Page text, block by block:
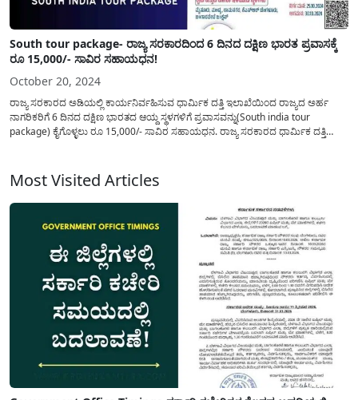
South tour package- ರಾಜ್ಯ ಸರಕಾರದಿಂದ 6 ದಿನದ ದಕ್ಷಿಣ ಭಾರತ ಪ್ರವಾಸಕ್ಕೆ
ರೂ 15,000/- ಸಾವಿರ ಸಹಾಯಧನ!
October 20, 2024
ರಾಜ್ಯ ಸರಕಾರದ ಅಡಿಯಲ್ಲಿ ಕಾರ್ಯನಿರ್ವಹಿಸುವ ಧಾರ್ಮಿಕ ದತ್ತಿ ಇಲಾಖೆಯಿಂದ ರಾಜ್ಯದ ಅರ್ಹ
ನಾಗರಿಕರಿಗೆ 6 ದಿನದ ದಕ್ಷಿಣ ಭಾರತದ ಆಯ್ದ ಸ್ಥಳಗಳಿಗೆ ಪ್ರವಾಸವನ್ನು(South india tour
package) ಕೈಗೊಳ್ಳಲು ರೂ 15,000/- ಸಾವಿರ ಸಹಾಯಧನ. ರಾಜ್ಯ ಸರಕಾರದ ಧಾರ್ಮಿಕ ದತ್ತಿ
Most Visited Articles